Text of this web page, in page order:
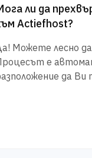
ли да
Actiefhost?
Можете лесно
е
да Ви